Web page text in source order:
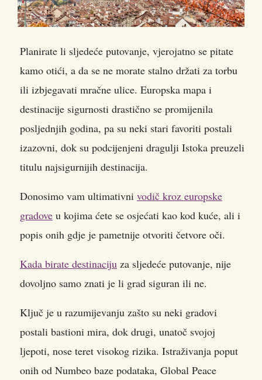
Planirate li sljedeće putovanje, vjerojatno se pitate
kamo otići, a da se ne morate stalno držati za torbu
ili izbjegavati mračne ulice. Europska mapa i
destinacije sigurnosti drastično se promijenila
posljednjih godina, pa su neki stari favoriti postali
izazovni, dok su podcijenjeni dragulji Istoka preuzeli
titulu najsigurnijih destinacija.
Donosimo vam ultimativni vodič kroz europske
gradove u kojima ćete se osjećati kao kod kuće, ali i
popis onih gdje je pametnije otvoriti četvore oči.
Kada birate destinaciju za sljedeće putovanje, nije
dovoljno samo znati je li grad siguran ili ne.
Ključ je u razumijevanju zašto su neki gradovi
postali bastioni mira, dok drugi, unatoč svojoj
ljepoti, nose teret visokog rizika. Istraživanja poput
onih od Numbeo baze podataka, Global Peace